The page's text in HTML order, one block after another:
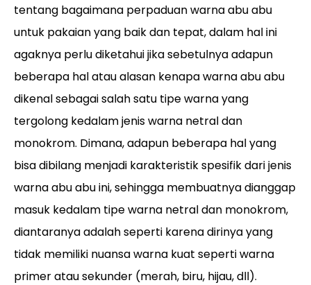
tentang bagaimana perpaduan warna abu abu
untuk pakaian yang baik dan tepat, dalam hal ini
agaknya perlu diketahui jika sebetulnya adapun
beberapa hal atau alasan kenapa warna abu abu
dikenal sebagai salah satu tipe warna yang
tergolong kedalam jenis warna netral dan
monokrom. Dimana, adapun beberapa hal yang
bisa dibilang menjadi karakteristik spesifik dari jenis
warna abu abu ini, sehingga membuatnya dianggap
masuk kedalam tipe warna netral dan monokrom,
diantaranya adalah seperti karena dirinya yang
tidak memiliki nuansa warna kuat seperti warna
primer atau sekunder (merah, biru, hijau, dll).